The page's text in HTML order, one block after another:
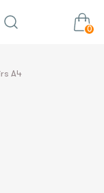
0
A4